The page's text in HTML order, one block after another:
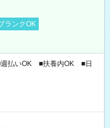
ランクOK
払いOK ■扶養内OK ■日